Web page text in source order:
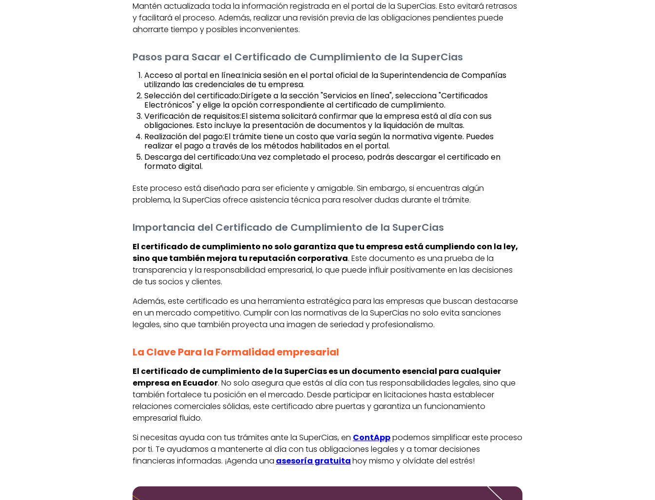
Mantén actualizada toda la información registrada en el portal de la SuperCias. Esto evitará retrasos
y facilitará el proceso. Además, realizar una revisión previa de las obligaciones pendientes puede
ahorrarte tiempo y posibles inconvenientes.
Pasos para Sacar el Certificado de Cumplimiento de la SuperCias
Acceso al portal en línea:Inicia sesión en el portal oficial de la Superintendencia de Compañías
utilizando las credenciales de tu empresa.
Selección del certificado:Dirígete a la sección "Servicios en línea", selecciona "Certificados
Electrónicos" y elige la opción correspondiente al certificado de cumplimiento.
Verificación de requisitos:El sistema solicitará confirmar que la empresa está al día con sus
obligaciones. Esto incluye la presentación de documentos y la liquidación de multas.
Realización del pago:El trámite tiene un costo que varía según la normativa vigente. Puedes
realizar el pago a través de los métodos habilitados en el portal.
Descarga del certificado:Una vez completado el proceso, podrás descargar el certificado en
formato digital.
Este proceso está diseñado para ser eficiente y amigable. Sin embargo, si encuentras algún
problema, la SuperCias ofrece asistencia técnica para resolver dudas durante el trámite.
Importancia del Certificado de Cumplimiento de la SuperCias
El certificado de cumplimiento no solo garantiza que tu empresa está cumpliendo con la ley,
sino que también mejora tu reputación corporativa. Este documento es una prueba de la
transparencia y la responsabilidad empresarial, lo que puede influir positivamente en las decisiones
de tus socios y clientes.
Además, este certificado es una herramienta estratégica para las empresas que buscan destacarse
en un mercado competitivo. Cumplir con las normativas de la SuperCias no solo evita sanciones
legales, sino que también proyecta una imagen de seriedad y profesionalismo.
La Clave Para la Formalidad empresarial
El certificado de cumplimiento de la SuperCias es un documento esencial para cualquier
empresa en Ecuador. No solo asegura que estás al día con tus responsabilidades legales, sino que
también fortalece tu posición en el mercado. Desde participar en licitaciones hasta establecer
relaciones comerciales sólidas, este certificado abre puertas y garantiza un funcionamiento
empresarial fluido.
Si necesitas ayuda con tus trámites ante la SuperCias, en ContApppodemos simplificar este proceso
por ti. Te ayudamos a mantenerte al día con tus obligaciones legales y a tomar decisiones
financieras informadas. ¡Agenda una asesoría gratuitahoy mismo y olvídate del estrés!